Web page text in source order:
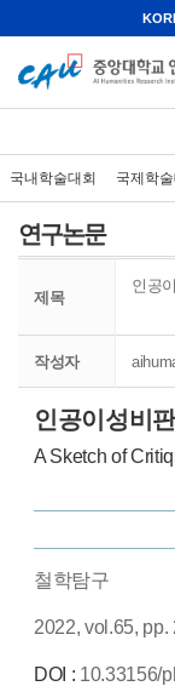
국내학술대회 국제학술
연구논문
제목
인공
작성자
인공이성비
A Sketch of
철학탐구
2022, vol.65,
DOI : 10.33156/